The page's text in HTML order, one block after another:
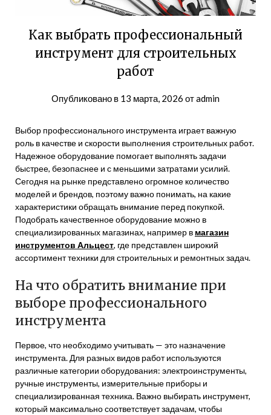
Как выбрать профессиональный
инструмент для строительных
работ
Опубликовано в 13 марта, 2026 отadmin
Выбор профессионального инструмента играет важную
роль в качестве и скорости выполнения строительных работ.
Надежное оборудование помогает выполнять задачи
быстрее, безопаснее и с меньшими затратами усилий.
Сегодня на рынке представлено огромное количество
моделей и брендов, поэтому важно понимать, на какие
характеристики обращать внимание перед покупкой.
Подобрать качественное оборудование можно в
специализированных магазинах, например в магазин
инструментов Альцест, где представлен широкий
ассортимент техники для строительных и ремонтных задач.
На что обратить внимание при
выборе профессионального
инструмента
Первое, что необходимо учитывать — это назначение
инструмента. Для разных видов работ используются
различные категории оборудования: электроинструменты,
ручные инструменты, измерительные приборы и
специализированная техника. Важно выбирать инструмент,
который максимально соответствует задачам, чтобы